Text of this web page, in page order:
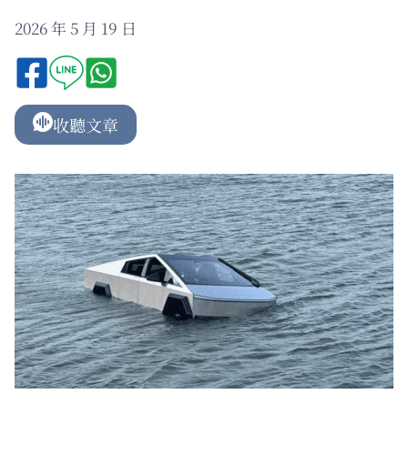
2026 年 5 月 19 日
收聽文章